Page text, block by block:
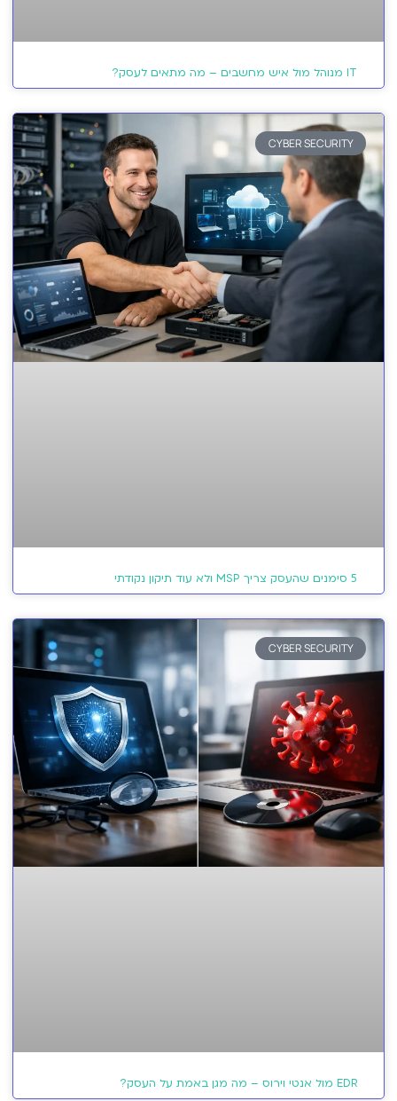
IT מנוהל מול איש מחשבים – מה מתאים לעסק?
CYBER SECURITY
5 סימנים שהעסק צריך MSP ולא עוד תיקון נקודתי
CYBER SECURITY
EDR מול אנטי וירוס – מה מגן באמת על העסק?